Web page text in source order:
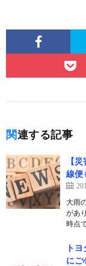
関連する記事
【
線便
大雨
があ
時点
ト
にご